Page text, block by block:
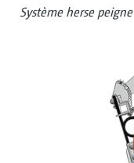
Système herse